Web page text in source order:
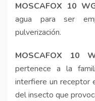
MOSCAFOX 10
agua para ser
pulverización.
MOSCAFOX 10
pertenece a la
interfiere un receptor
del insecto que